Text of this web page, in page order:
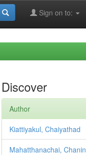
Sign on to:
Discover
Author
Kiattiyakul, Chaiyathad
Mahatthanachai, Chanin